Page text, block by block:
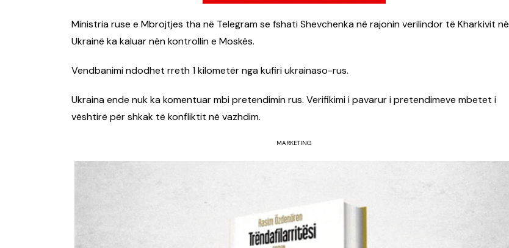
Ministria ruse e Mbrojtjes tha në Telegram se fshati Shevchenka në rajonin verilindor të Kharkivit në
Ukrainë ka kaluar nën kontrollin e Moskës.
Vendbanimi ndodhet rreth 1 kilometër nga kufiri ukrainaso-rus.
Ukraina ende nuk ka komentuar mbi pretendimin rus. Verifikimi i pavarur i pretendimeve mbetet i
vështirë për shkak të konfliktit në vazhdim.
MARKETING